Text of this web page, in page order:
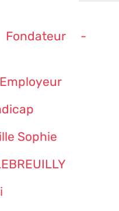
-
Sophie